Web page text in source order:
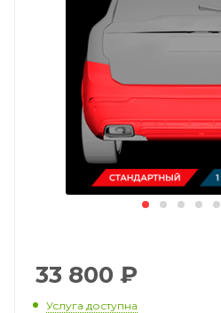
33 800 ₽
Услуга доступна